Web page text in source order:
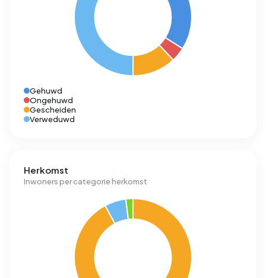
Gehuwd
Ongehuwd
Gescheiden
Verweduwd
Herkomst
Inwoners per categorie herkomst